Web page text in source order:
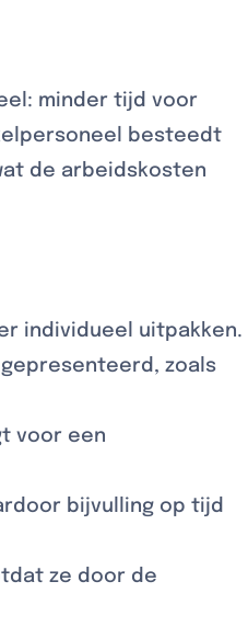
minder tijd voor
besteedt
de arbeidskosten
individueel uitpakken.
zoals
voor een
bijvulling op tijd
ze door de